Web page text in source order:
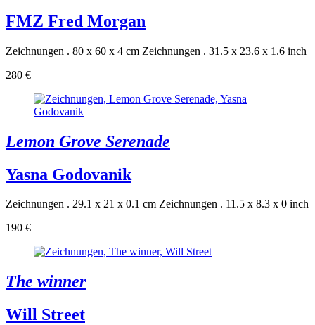
FMZ Fred Morgan
Zeichnungen . 80 x 60 x 4 cm Zeichnungen . 31.5 x 23.6 x 1.6 inch
280 €
Lemon Grove Serenade
Yasna Godovanik
Zeichnungen . 29.1 x 21 x 0.1 cm Zeichnungen . 11.5 x 8.3 x 0 inch
190 €
The winner
Will Street